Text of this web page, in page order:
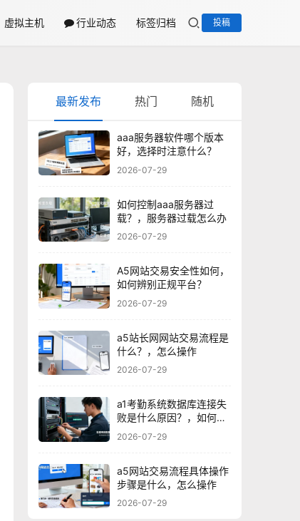
虚拟主机 行业动态 标签归档 投稿
最新发布 热门 随机
aaa服务器软件哪个版本
好，选择时注意什么？
2026-07-29
如何控制aaa服务器过
载？，服务器过载怎么办
2026-07-29
A5网站交易安全性如何，
如何辨别正规平台？
2026-07-29
a5站长网网站交易流程是
什么？，怎么操作
2026-07-29
a1考勤系统数据库连接失
败是什么原因？，如何解
决？
2026-07-29
a5网站交易流程具体操作
步骤是什么，怎么操作
2026-07-29